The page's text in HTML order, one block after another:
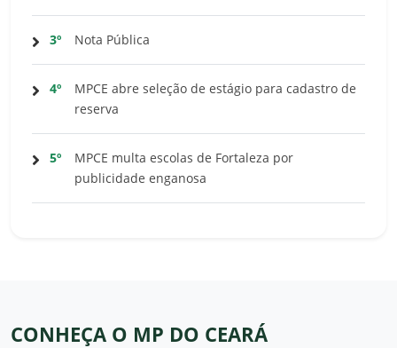
3º Nota Pública
4º
MPCE abre seleção de estágio para cadastro de
reserva
5º
MPCE multa escolas de Fortaleza por
publicidade enganosa
CONHEÇA O MP DO CEARÁ